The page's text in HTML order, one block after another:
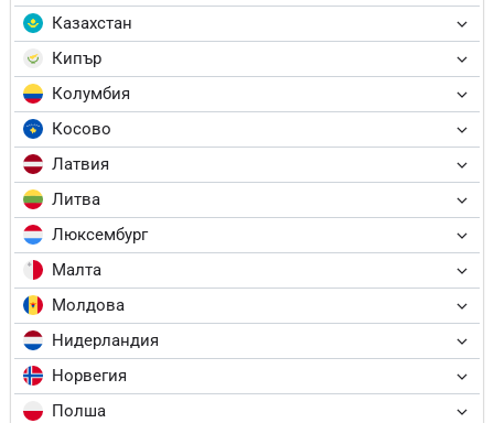
Казахстан
Кипър
Колумбия
Косово
Латвия
Литва
Люксембург
Малта
Молдова
Нидерландия
Норвегия
Полша